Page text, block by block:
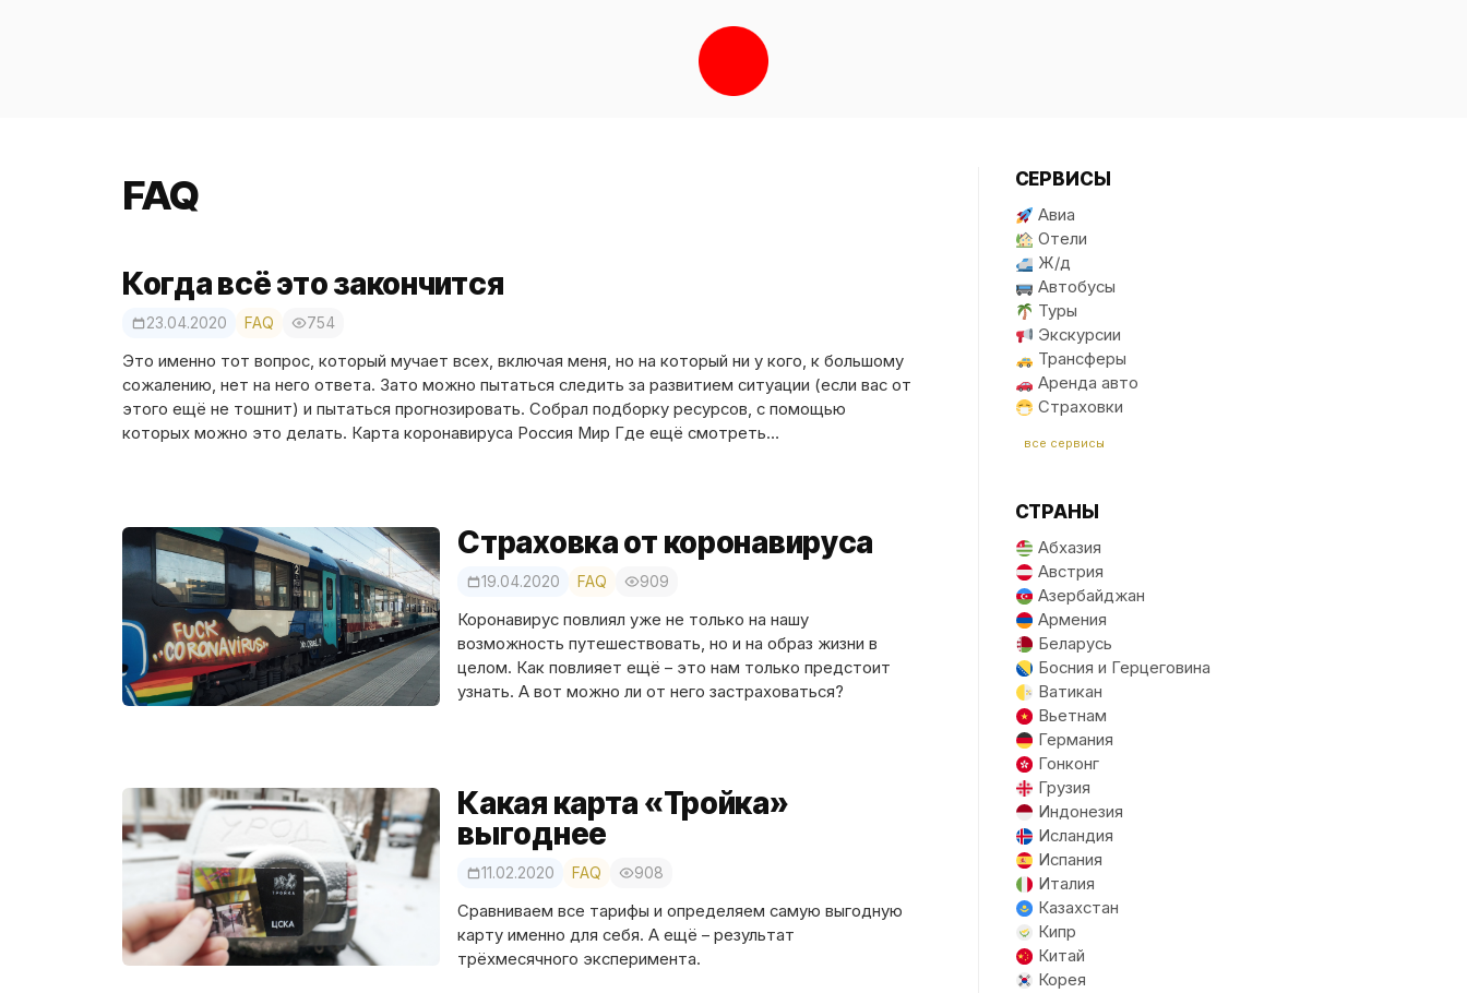
FAQ
Когда всё это закончится
23.04.2020 FAQ 754
Это именно тот вопрос, который мучает всех, включая меня, но на который ни у кого, к большому
сожалению, нет на него ответа. Зато можно пытаться следить за развитием ситуации (если вас от
этого ещё не тошнит) и пытаться прогнозировать. Собрал подборку ресурсов, с помощью
которых можно это делать. Карта коронавируса Россия Мир Где ещё смотреть…
Страховка от коронавируса
19.04.2020 FAQ 909
Коронавирус повлиял уже не только на нашу
возможность путешествовать, но и на образ жизни в
целом. Как повлияет ещё – это нам только предстоит
узнать. А вот можно ли от него застраховаться?
Какая карта «Тройка»
выгоднее
11.02.2020 FAQ 908
Сравниваем все тарифы и определяем самую выгодную
карту именно для себя. А ещё – результат
трёхмесячного эксперимента.
СЕРВИСЫ
Авиа
Отели
Ж/д
Автобусы
Туры
Экскурсии
Трансферы
Аренда авто
Страховки
все сервисы
СТРАНЫ
Абхазия
Австрия
Азербайджан
Армения
Беларусь
Босния и Герцеговина
Ватикан
Вьетнам
Германия
Гонконг
Грузия
Индонезия
Исландия
Испания
Италия
Казахстан
Кипр
Китай
Корея